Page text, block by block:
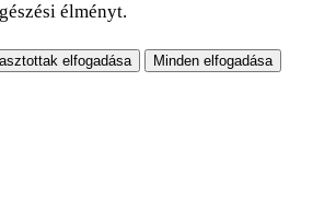
élményt.
elfogadása Minden elfogadása